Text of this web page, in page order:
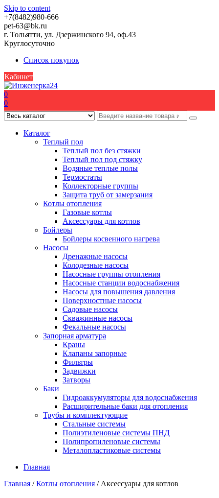
Skip to content
+7(8482)980-666
pet-63@bk.ru
г. Тольятти, ул. Дзержинского 94, оф.43
Круглосуточно
Список покупок
Кабинет
0
0
Каталог
Теплый пол
Теплый пол без стяжки
Теплый пол под стяжку
Водяные теплые полы
Термостаты
Коллекторные группы
Защита труб от замерзания
Котлы отопления
Газовые котлы
Аксессуары для котлов
Бойлеры
Бойлеры косвенного нагрева
Насосы
Дренажные насосы
Колодезные насосы
Насосные группы отопления
Насосные станции водоснабжения
Насосы для повышения давления
Поверхностные насосы
Садовые насосы
Скважинные насосы
Фекальные насосы
Запорная арматура
Краны
Клапаны запорные
Фильтры
Задвижки
Затворы
Баки
Гидроаккумуляторы для водоснабжения
Расширительные баки для отопления
Трубы и комплектующие
Стальные системы
Полиэтиленовые системы ПНД
Полипропиленовые системы
Металопластиковые системы
Главная
Главная /Котлы отопления / Аксессуары для котлов